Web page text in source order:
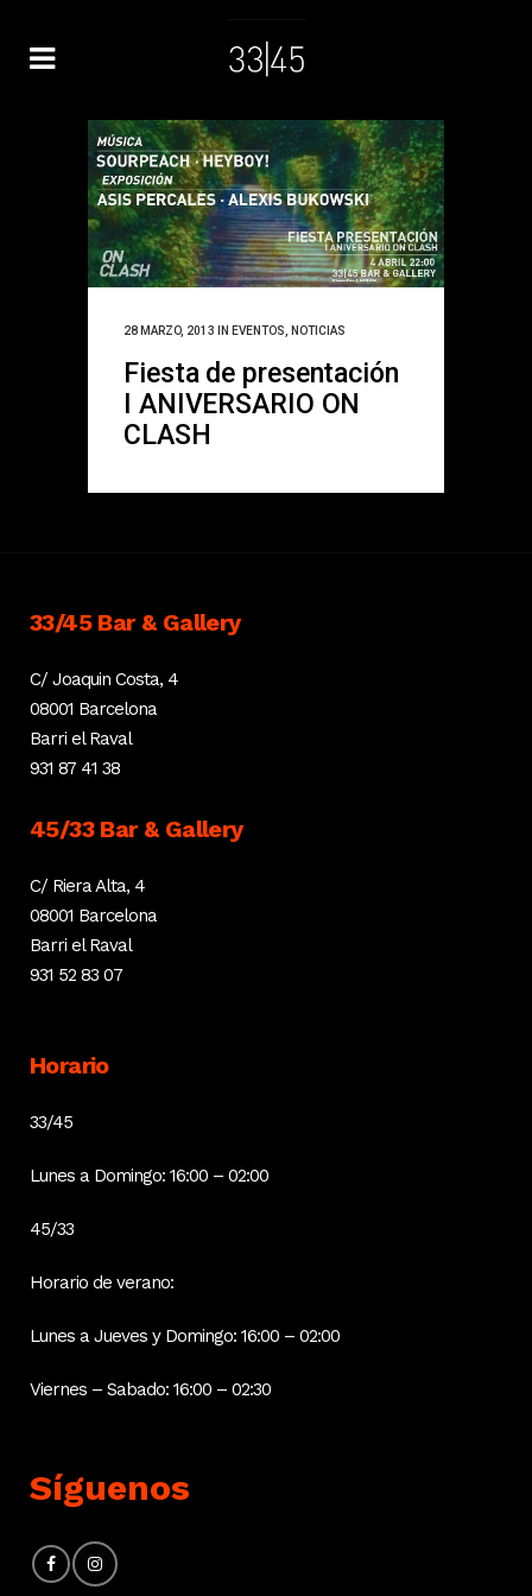
28 MARZO, 2013 IN EVENTOS NOTICIAS
Fiesta de presentación
I ANIVERSARIO ON
CLASH
33/45 Bar & Gallery
C/ Joaquin Costa, 4
08001 Barcelona
Barri el Raval
931 87 41 38
45/33 Bar & Gallery
C/ Riera Alta, 4
08001 Barcelona
Barri el Raval
931 52 83 07
Horario
33/45
Lunes a Domingo: 16:00 – 02:00
45/33
Horario de verano:
Lunes a Jueves y Domingo: 16:00 – 02:00
Viernes – Sabado: 16:00 – 02:30
Síguenos